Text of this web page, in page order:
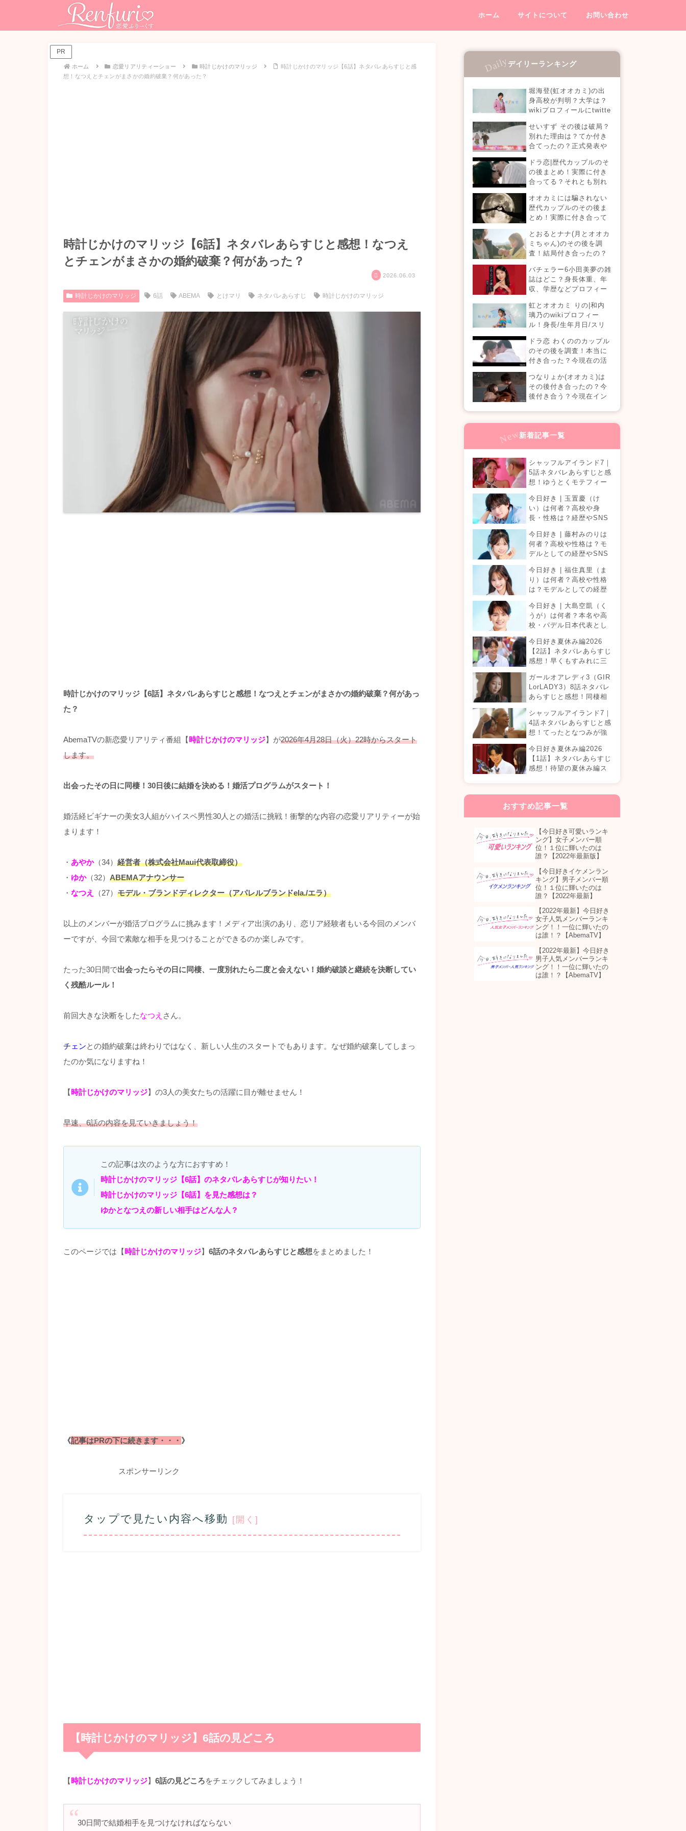
ホーム サイトについて お問い合わせ
PR
ホーム 恋愛リアリティーショー 時計じかけのマリッジ
時計じかけのマリッジ【6話】ネタバレあらすじと感
想！なつえとチェンがまさかの婚約破棄？何があった？
時計じかけのマリッジ【6話】ネタバレあらすじと感想！なつえ
とチェンがまさかの婚約破棄？何があった？
2026.06.03
時計じかけのマリッジ 6話 ABEMA とけマリ ネタバレあらすじ 時計じかけのマリッジ
時計じかけのマリッジ【6話】ネタバレあらすじと感想！なつえとチェンがまさかの婚約破棄？何があっ
た？
AbemaTVの新恋愛リアリティ番組【時計じかけのマリッジ】が2026年4月28日（火）22時からスタート
します。
出会ったその日に同棲！30日後に結婚を決める！婚活プログラムがスタート！
婚活経ビギナーの美女3人組がハイスペ男性30人との婚活に挑戦！衝撃的な内容の恋愛リアリティーが始
まります！
・ あやか（34） 経営者（株式会社Maui代表取締役）
・ ゆか（32） ABEMAアナウンサー
・ なつえ （27） モデル・ブランドディレクター（アパレルブランドela./エラ）
以上のメンバーが婚活プログラムに挑みます！メディア出演のあり、恋リア経験者もいる今回のメンバ
ーですが、今回で素敵な相手を見つけることができるのか楽しみです。
たった30日間で出会ったらその日に同棲、一度別れたら二度と会えない！婚約破談と継続を決断してい
く残酷ルール！
前回大きな決断をしたなつえ さん。
チェンとの婚約破棄は終わりではなく、新しい人生のスタートでもあります。なぜ婚約破棄してしまっ
たのか気になりますね！
【時計じかけのマリッジ】の3人の美女たちの活躍に目が離せません！
早速、6話の内容を見ていきましょう！
この記事は次のような方におすすめ！
時計じかけのマリッジ【6話】のネタバレあらすじが知りたい！
時計じかけのマリッジ【6話】を見た感想は？
ゆかとなつえの新しい相手はどんな人？
このページでは【時計じかけのマリッジ】 6話のネタバレあらすじと感想をまとめました！
《記事はPRの下に続きます・・・ 》
スポンサーリンク
タップで見たい内容へ移動
【時計じかけのマリッジ】6話の見どころ
【時計じかけのマリッジ】 6話の見どころをチェックしてみましょう！
30日間で結婚相手を見つけなければならない
デイリーランキング
堀海登(虹オオカミ)の出
身高校が判明？大学は？
wikiプロフィールにtwitte
オカミには騙されない】
せいすず その後は破局？
別れた理由は？てか付き
合てったの？正式発表や
ドラ恋|歴代カップルのそ
の後まとめ！実際に付き
合ってる？それとも別れ
【恋愛ドラマな恋がした
い】
オオカミには騙されない
歴代カップルのその後ま
とめ！実際に付き合って
現在の活動は？
とおるとナナ(月とオオカ
ミちゃん)のその後を調
査！結局付き合ったの？
バチェラー6小田美夢の雑
誌はどこ？身長体重、年
収、学歴などプロフィー
虹とオオカミ りの|和内
璃乃のwikiプロフィー
ル！身長/生年月日/スリ
ドラ恋 わくののカップル
のその後を調査！本当に
付き合った？今現在の活
つなりょか(オオカミ)は
その後付き合ったの？今
後付き合う？今現在イン
新着記事一覧
シャッフルアイランド7｜
5話ネタバレあらすじと感
想！ゆうとくモテフィー
ったが暴走！？
今日好き | 玉置慶（け
い）は何者？高校や身
長・性格は？経歴やSNS
今日好き | 藤村みのりは
何者？高校や性格は？モ
デルとしての経歴やSNS
今日好き | 福住真里（ま
り）は何者？高校や性格
は？モデルとしての経歴
め！
今日好き | 大島空凱（く
うが）は何者？本名や高
校・パデル日本代表とし
ールまとめ！
今日好き夏休み編2026
【2話】ネタバレあらすじ
感想！早くもすみれに三
ルは生まれる？
ガールオアレディ3（GIR
LorLADY3）8話ネタバレ
あらすじと感想！同棲相
気持ちの変化は…？
シャッフルアイランド7｜
4話ネタバレあらすじと感
想！てったとなつみが強
カップル誕生！？
今日好き夏休み編2026
【1話】ネタバレあらすじ
感想！待望の夏休み編ス
おすすめ記事一覧
【今日好き可愛いランキ
ング】女子メンバー順
位！１位に輝いたのは
誰？【2022年最新版】
【今日好きイケメンラン
キング】男子メンバー順
位！１位に輝いたのは
誰？【2022年最新】
【2022年最新】今日好き
女子人気メンバーランキ
ング！！一位に輝いたの
は誰！？【AbemaTV】
【2022年最新】今日好き
男子人気メンバーランキ
ング！！一位に輝いたの
は誰！？【AbemaTV】